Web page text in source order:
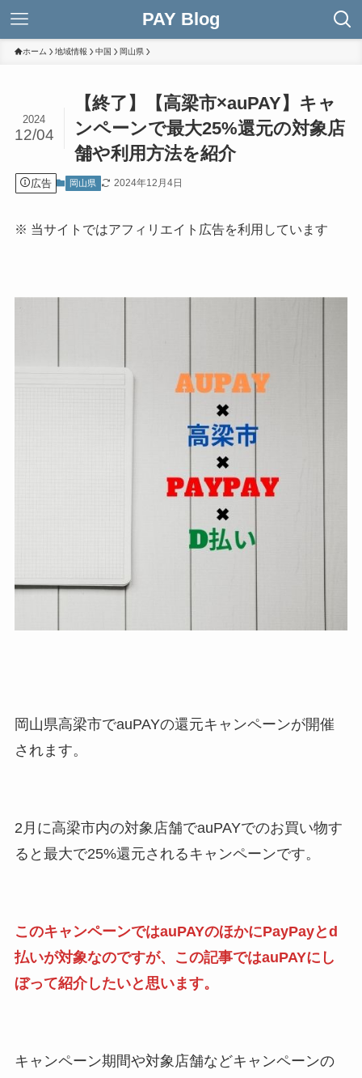
PAY Blog
ホーム 地域情報 中国 岡山県
【終了】【高梁市×auPAY】キャ
ンペーンで最大25%還元の対象店
舗や利用方法を紹介
2024
12/04
広告 岡山県 2024年12月4日
※ 当サイトではアフィリエイト広告を利用しています
岡山県高梁市でauPAYの還元キャンペーンが開催
されます。
2月に高梁市内の対象店舗でauPAYでのお買い物す
ると最大で25%還元されるキャンペーンです。
このキャンペーンではauPAYのほかにPayPayとd
払いが対象なのですが、この記事ではauPAYにし
ぼって紹介したいと思います。
キャンペーン期間や対象店舗などキャンペーンの